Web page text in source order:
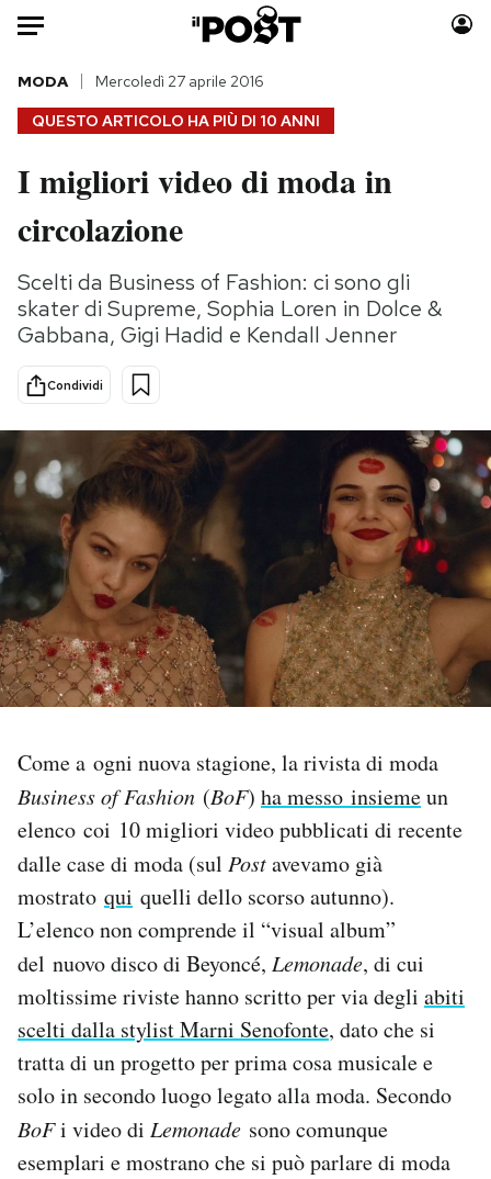
Auto
HOME
Italia
Politica
Tecnologia
Internet
Scienza
Cultura
Economia
Moda
Storie/Idee
Ok Boomer!
Media
Mondiali calcio 2026
PODCAST
NEWSLETTER
I MIEI PREFERITI
CALENDARIO
AREA PERSONALE
Area Personale
Newsletter
Notifiche mobile
Regala il Post
Hai bisogno di aiuto?
QUESTO ARTICOLO HA PIÙ DI 10 ANNI
MODA Mercoledì 27 aprile 2016
I migliori video di moda in
circolazione
Scelti da Business of Fashion: ci sono gli
skater di Supreme, Sophia Loren in Dolce &
Gabbana, Gigi Hadid e Kendall Jenner
Condividi
Come a ogni nuova stagione, la rivista di moda
Business of Fashion (BoF) ha messo insiemeun
elenco coi 10 migliori video pubblicati di recente
dalle case di moda (sul Postavevamo già
mostrato qui quelli dello scorso autunno).
L’elenco non comprende il “visual album”
del nuovo disco di Beyoncé, Lemonade, di cui
moltissime riviste hanno scritto per via degli abiti
scelti dalla stylist Marni Senofonte, dato che si
tratta di un progetto per prima cosa musicale e
solo in secondo luogo legato alla moda. Secondo
BoFi video di Lemonade sono comunque
esemplari e mostrano che si può parlare di moda